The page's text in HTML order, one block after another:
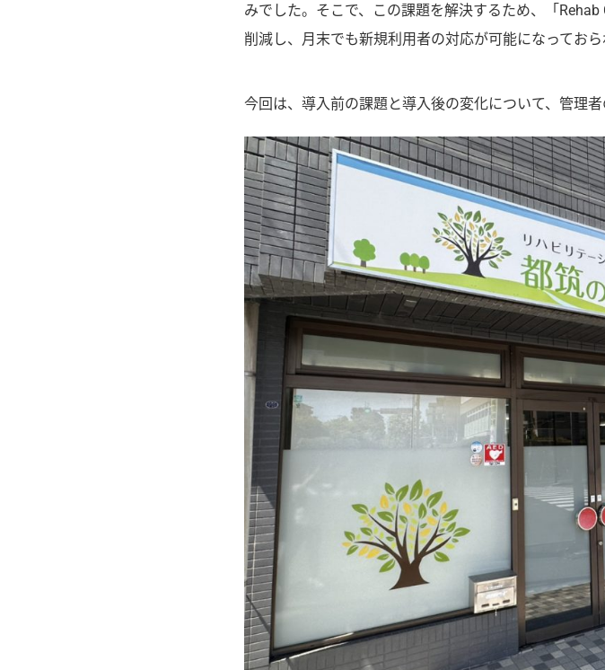
みでした。そこで、この課題を解決するため、「
削減し、月末でも新規利用者の対応が可能になっておら
今回は、導入前の課題と導入後の変化について、管理